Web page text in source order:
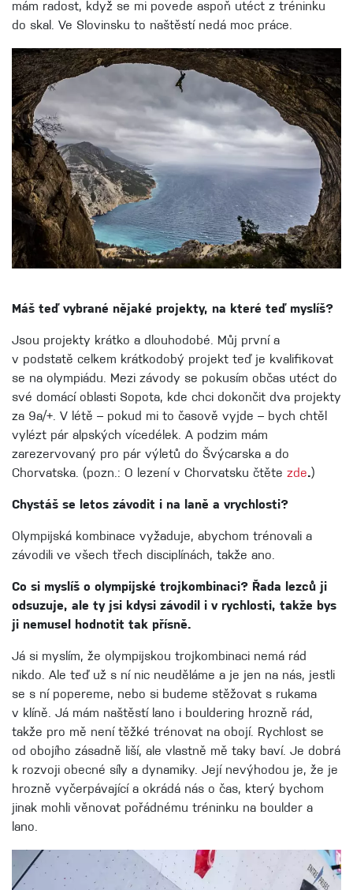
mám radost, když se mi povede aspoň utéct z tréninku
do skal. Ve Slovinsku to naštěstí nedá moc práce.
Máš teď vybrané nějaké projekty, na které teď myslíš?
Jsou projekty krátko a dlouhodobé. Můj první a
v podstatě celkem krátkodobý projekt teď je kvalifikovat
se na olympiádu. Mezi závody se pokusím občas utéct do
své domácí oblasti Sopota, kde chci dokončit dva projekty
za 9a/+. V létě – pokud mi to časově vyjde – bych chtěl
vylézt pár alpských vícedélek. A podzim mám
zarezervovaný pro pár výletů do Švýcarska a do
Chorvatska. (pozn.: O lezení v Chorvatsku čtěte zde.)
Chystáš se letos závodit i na laně a vrychlosti?
Olympijská kombinace vyžaduje, abychom trénovali a
závodili ve všech třech disciplínách, takže ano.
Co si myslíš o olympijské trojkombinaci? Řada lezců ji
odsuzuje, ale ty jsi kdysi závodil i v rychlosti, takže bys
ji nemusel hodnotit tak přísně.
Já si myslím, že olympijskou trojkombinaci nemá rád
nikdo. Ale teď už s ní nic neuděláme a je jen na nás, jestli
se s ní popereme, nebo si budeme stěžovat s rukama
v klíně. Já mám naštěstí lano i bouldering hrozně rád,
takže pro mě není těžké trénovat na obojí. Rychlost se
od obojího zásadně liší, ale vlastně mě taky baví. Je dobrá
k rozvoji obecné síly a dynamiky. Její nevýhodou je, že je
hrozně vyčerpávající a okrádá nás o čas, který bychom
jinak mohli věnovat pořádnému tréninku na boulder a
lano.